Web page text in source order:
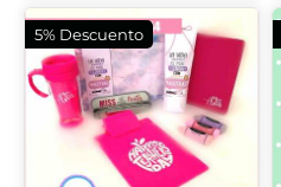
5% Descuento